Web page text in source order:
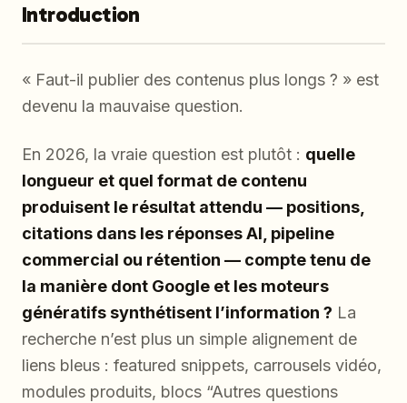
Introduction
« Faut-il publier des contenus plus longs ? » est
devenu la mauvaise question.
En 2026, la vraie question est plutôt : quelle
longueur et quel format de contenu
produisent le résultat attendu — positions,
citations dans les réponses AI, pipeline
commercial ou rétention — compte tenu de
la manière dont Google et les moteurs
génératifs synthétisent l’information ? La
recherche n’est plus un simple alignement de
liens bleus : featured snippets, carrousels vidéo,
modules produits, blocs “Autres questions